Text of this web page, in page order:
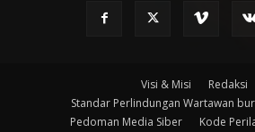
Visi & Misi
Redaksi
Standar Perlindungan Wartawan
Pedoman Media Siber
Kode